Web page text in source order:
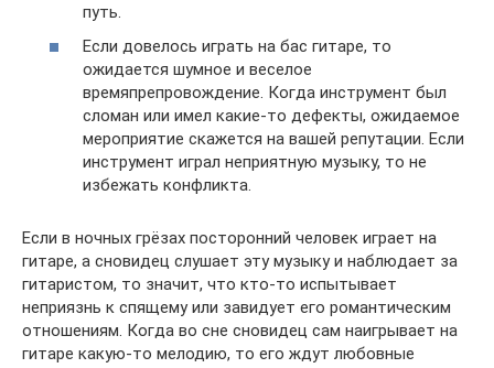
путь.
Если довелось играть на бас гитаре, то
ожидается шумное и веселое
времяпрепровождение. Когда инструмент был
сломан или имел какие-то дефекты, ожидаемое
мероприятие скажется на вашей репутации. Если
инструмент играл неприятную музыку, то не
избежать конфликта.
Если в ночных грёзах посторонний человек играет на
гитаре, а сновидец слушает эту музыку и наблюдает за
гитаристом, то значит, что кто-то испытывает
неприязнь к спящему или завидует его романтическим
отношениям. Когда во сне сновидец сам наигрывает на
гитаре какую-то мелодию, то его ждут любовные